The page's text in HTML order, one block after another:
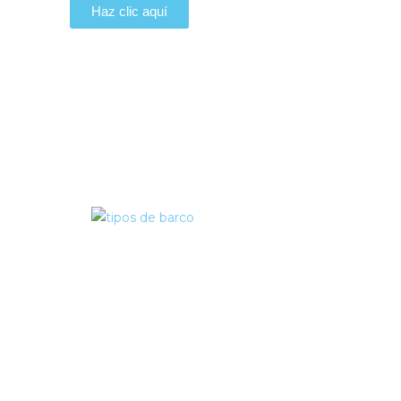
Haz clic aquí